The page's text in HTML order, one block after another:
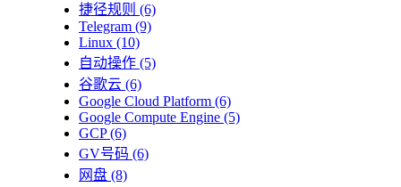
捷径规则 (6)
Telegram (9)
Linux (10)
自动操作 (5)
谷歌云 (6)
Google Cloud Platform (6)
Google Compute Engine (5)
GCP(6)
GV号码 (6)
网盘 (8)